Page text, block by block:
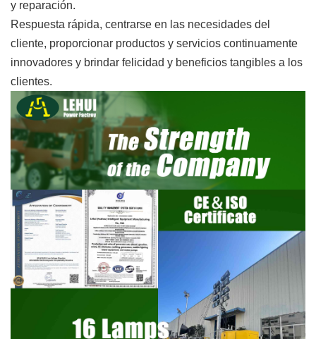
y reparación.
Respuesta rápida, centrarse en las necesidades del
cliente, proporcionar productos y servicios continuamente
innovadores y brindar felicidad y beneficios tangibles a los
clientes.